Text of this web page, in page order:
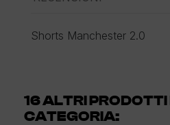
Shorts Manchester 2.0
16 ALTRI
CATEGORIA: